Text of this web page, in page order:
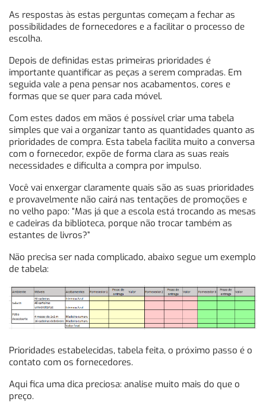
As respostas às estas perguntas começam a fechar as
possibilidades de fornecedores e a facilitar o processo de
escolha.
Depois de definidas estas primeiras prioridades é
importante quantificar as peças a serem compradas. Em
seguida vale a pena pensar nos acabamentos, cores e
formas que se quer para cada móvel.
Com estes dados em mãos é possível criar uma tabela
simples que vai a organizar tanto as quantidades quanto as
prioridades de compra. Esta tabela facilita muito a conversa
com o fornecedor, expõe de forma clara as suas reais
necessidades e dificulta a compra por impulso.
Você vai enxergar claramente quais são as suas prioridades
e provavelmente não cairá nas tentações de promoções e
no velho papo: “Mas já que a escola está trocando as mesas
e cadeiras da biblioteca, porque não trocar também as
estantes de livros?”
Não precisa ser nada complicado, abaixo segue um exemplo
de tabela:
Prioridades estabelecidas, tabela feita, o próximo passo é o
contato com os fornecedores.
Aqui fica uma dica preciosa: analise muito mais do que o
preço.